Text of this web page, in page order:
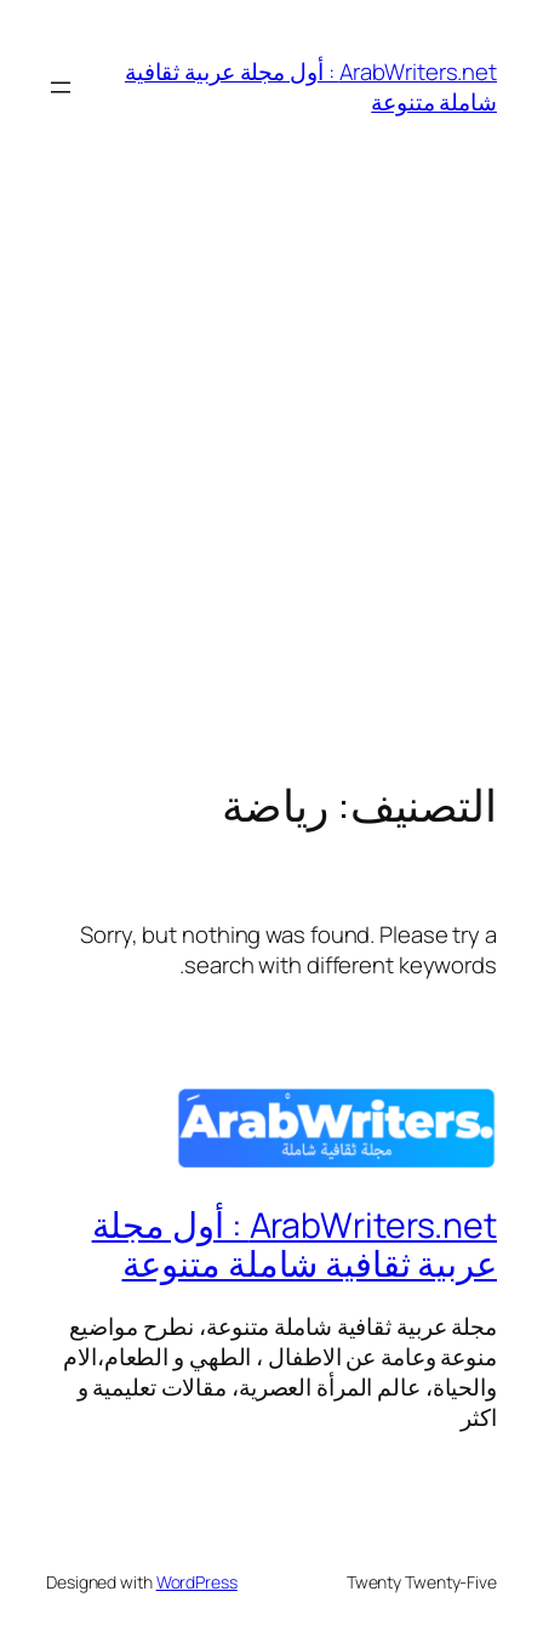
المحتوى
ArabWriters.net : أول مجلة عربية ثقافية
شاملة متنوعة
التصنيف: رياضة
Sorry, but nothing was found. Please try a
search with different keywords.
ArabWriters.net : أول مجلة
عربية ثقافية شاملة متنوعة
مجلة عربية ثقافية شاملة متنوعة، نطرح مواضيع
منوعة وعامة عن الاطفال ، الطهي و الطعام،الام
والحياة، عالم المرأة العصرية، مقالات تعليمية و
اكثر
Twenty Twenty-Five
Designed withWordPress